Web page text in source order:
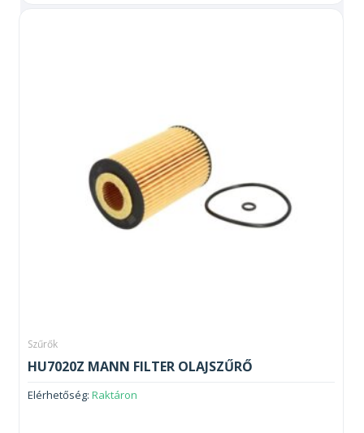
Szűrők
HU7020Z MANN FILTER OLAJSZŰRŐ
Elérhetőség: Raktáron